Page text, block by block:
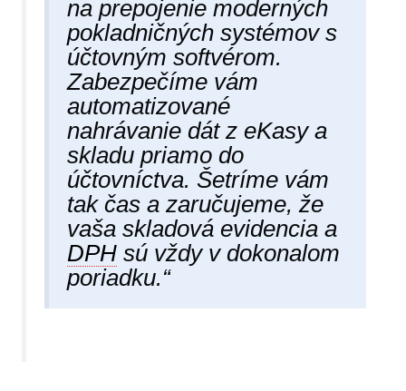
na prepojenie moderných
pokladničných systémov s
účtovným softvérom.
Zabezpečíme vám
automatizované
nahrávanie dát z eKasy a
skladu priamo do
účtovníctva. Šetríme vám
tak čas a zaručujeme, že
vaša skladová evidencia a
DPH sú vždy v dokonalom
poriadku.“